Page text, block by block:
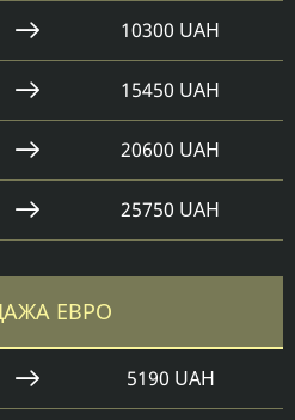
10300 UAH
15450 UAH
20600 UAH
25750 UAH
ЕВРО
5190 UAH